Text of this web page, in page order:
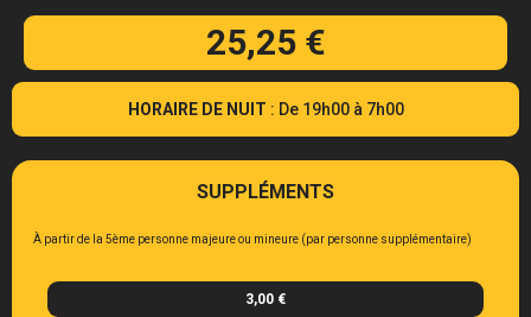
25,25 €
HORAIRE DE NUIT : De 19h00 à 7h00
SUPPLÉMENTS
À partir de la 5ème personne majeure ou mineure (par personne supplémentaire)
3,00 €